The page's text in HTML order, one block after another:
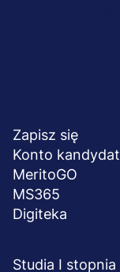
stopka
Zapisz się
Konto
MeritoGO
MS365
Digiteka
Studia I stopnia